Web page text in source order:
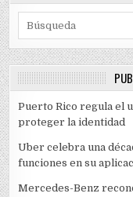
Search for:
Puerto Rico regula el
proteger la identidad
Uber celebra una
funciones en su
Mercedes-Benz